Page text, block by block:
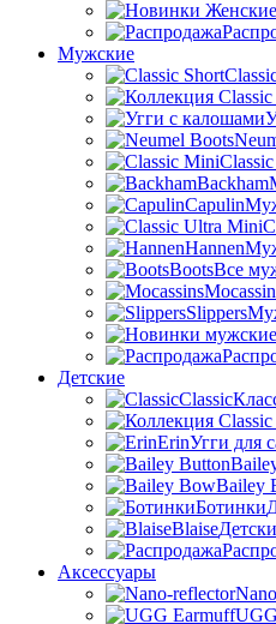
Мужские
Backham
Capulin
Hannen
BootsВсе
Slippers
Детские
Classic
ErinУгги для
Bailey
Ботинки
Blaise
Аксессуары